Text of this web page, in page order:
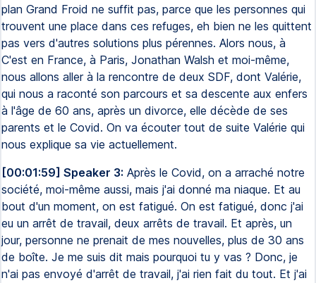
plan Grand Froid ne suffit pas, parce que les personnes qui
trouvent une place dans ces refuges, eh bien ne les quittent
pas vers d'autres solutions plus pérennes. Alors nous, à
C'est en France, à Paris, Jonathan Walsh et moi-même,
nous allons aller à la rencontre de deux SDF, dont Valérie,
qui nous a raconté son parcours et sa descente aux enfers
à l'âge de 60 ans, après un divorce, elle décède de ses
parents et le Covid. On va écouter tout de suite Valérie qui
nous explique sa vie actuellement.
[00:01:59] Speaker 3: Après le Covid, on a arraché notre
société, moi-même aussi, mais j'ai donné ma niaque. Et au
bout d'un moment, on est fatigué. On est fatigué, donc j'ai
eu un arrêt de travail, deux arrêts de travail. Et après, un
jour, personne ne prenait de mes nouvelles, plus de 30 ans
de boîte. Je me suis dit mais pourquoi tu y vas ? Donc, je
n'ai pas envoyé d'arrêt de travail, j'ai rien fait du tout. Et j'ai